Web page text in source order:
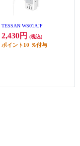
TESSAN WS01AJP
2,430円 (税込)
ポイント 10 ％付与
ELPA 電源タップ 3個口 2m 耐雷 W
LK-R32SW